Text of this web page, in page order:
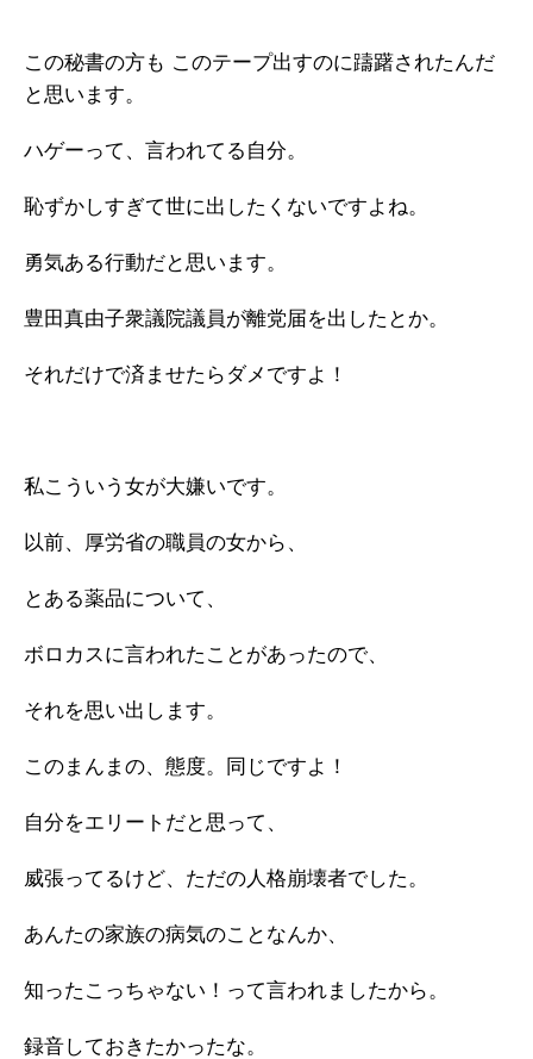
この秘書の方も このテープ出すのに躊躇されたんだ
と思います。
ハゲーって、言われてる自分。
恥ずかしすぎて世に出したくないですよね。
勇気ある行動だと思います。
豊田真由子衆議院議員が離党届を出したとか。
それだけで済ませたらダメですよ！
私こういう女が大嫌いです。
以前、厚労省の職員の女から、
とある薬品について、
ボロカスに言われたことがあったので、
それを思い出します。
このまんまの、態度。同じですよ！
自分をエリートだと思って、
威張ってるけど、ただの人格崩壊者でした。
あんたの家族の病気のことなんか、
知ったこっちゃない！って言われましたから。
録音しておきたかったな。